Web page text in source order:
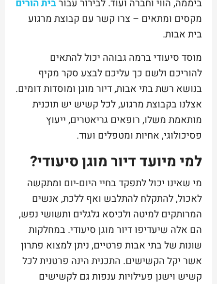
ביממה, הווי וחברה ועוד. לבירור עבורבית הורים
מקסים ומתאים – צרו קשר עם קבוצת מרגוע
בית אבות.
מוסד סיעודי ברמה גבוהה יכול להתאים
להוריכם ולשם כך עליכם לבצע סקר מקיף
בנושא רשת בתי אבות, דיור מוגן ומוסדות דומים.
אצלנו בקבוצת מרגוע, לכל קשיש יש תוכנית
מותאמת משלו, רופאים גריאטרים, ייעוץ
פסיכולוגי, אחיות ומטפלים ועוד.
למי מיועד דיור מוגן סיעודי?
מי שאינו יכול לתפקד בחיי היום-יום ומתקשה
לאכול, להתקלח להתלבש ואף ללכת, אנשים
המרותקים למיטה ולכיסא גלגלים ותשושי נפש,
הם אלה שיעדיפו דיור מוגן סיעודי. במחלקות
שונות של בתי אבות פרטיים, ניתן למצוא פתרון
אשר יקל הקשישים. התכנית הינה פרטנית לכל
קשיש וישנן פעילויות ענפות גם לקשישים